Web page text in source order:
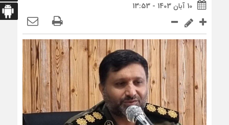
10 آبان 1403 - 13:53